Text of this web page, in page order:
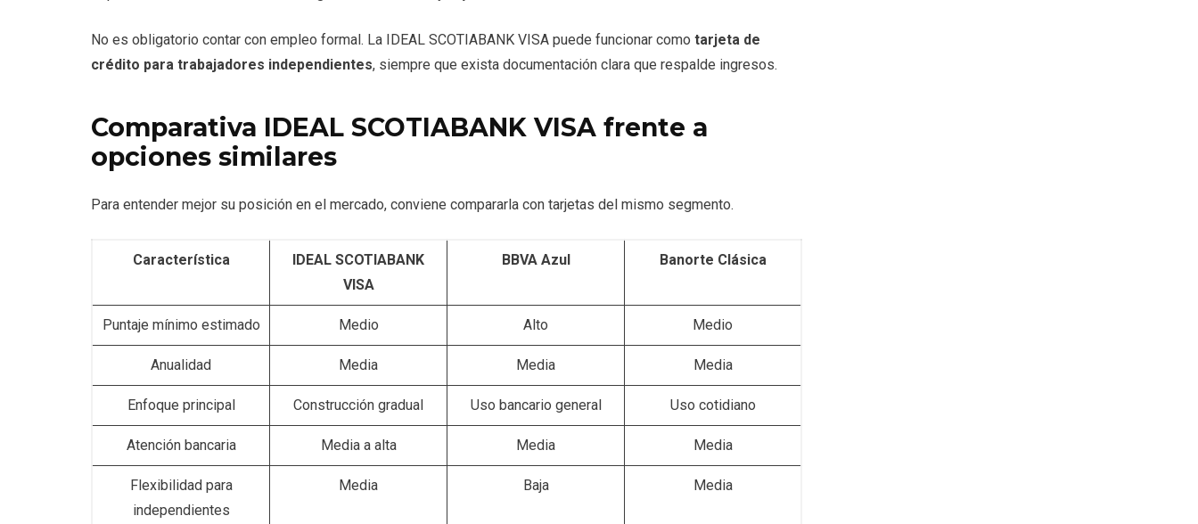
No es obligatorio contar con empleo formal. La IDEAL SCOTIABANK VISA puede funcionar como tarjeta de
crédito para trabajadores independientes, siempre que exista documentación clara que respalde ingresos.
Comparativa IDEAL SCOTIABANK VISA frente a
opciones similares
Para entender mejor su posición en el mercado, conviene compararla con tarjetas del mismo segmento.
Característica
IDEAL SCOTIABANK
VISA
BBVA Azul Banorte Clásica
Puntaje mínimo estimado Medio Alto Medio
Anualidad Media Media Media
Enfoque principal Construcción gradual Uso bancario general Uso cotidiano
Atención bancaria Media a alta Media Media
Flexibilidad para
independientes
Media Baja Media